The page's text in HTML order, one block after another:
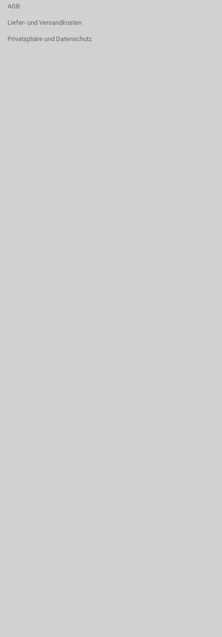
AGB
Liefer- und Versandkosten
Privatsphäre und Datenschutz